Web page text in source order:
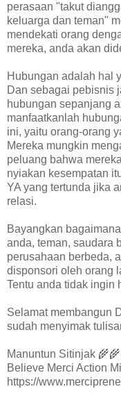
perasaan "takut
keluarga dan teman"
mendekati orang
mereka, anda akan
Hubungan adalah hal
Dan sebagai pebisnis
hubungan sepanjang
manfaatkanlah
ini, yaitu orang-orang
Mereka mungkin
peluang bahwa
nyiakan kesempatan
YA yang tertunda jika
relasi.
Bayangkan
anda, teman, saudara
perusahaan berbeda,
disponsori oleh orang
Tentu anda tidak ingin
Selamat membangun
sudah menyimak
Manuntun Sitinjak
Believe Merci Action
https://